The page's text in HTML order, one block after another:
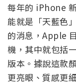
每年的 iPhone
能就是「天藍色
的消息，Apple
機，其中就包括
版本。據說這款
更亮眼、質感更